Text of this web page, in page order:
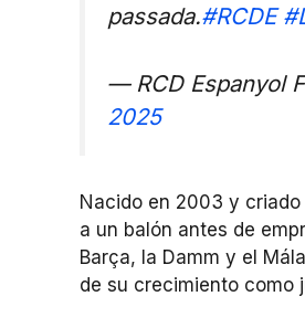
passada.#RCDE
— RCD Espanyol
2025
Nacido en 2003 y criado
a un balón antes de
Barça, la Damm y el
de su crecimiento como